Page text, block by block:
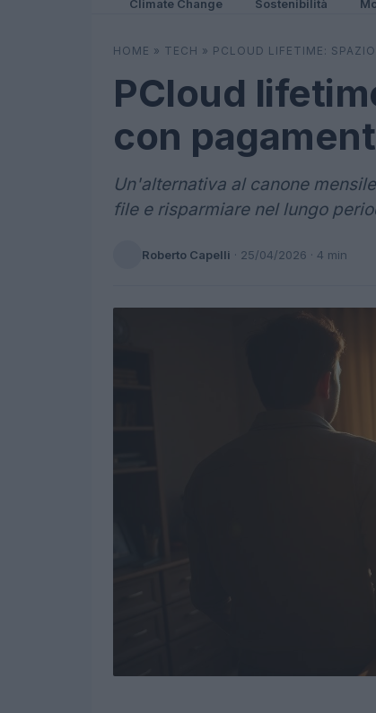
Climate Change Sostenibilità
HOME » TECH » PCLOUD LIFETIME:
PCloud
con
Un'alternativa al canone
file e risparmiare nel lungo
Roberto Capelli · 25/04/2026 · 4 min